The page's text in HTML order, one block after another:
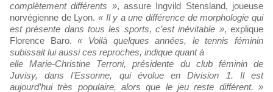
complètement différents », assure Ingvild Stensland, joueuse
norvégienne de Lyon. « Il y a une différence de morphologie qui
est présente dans tous les sports, c’est inévitable », explique
Florence Baro.« Voilà quelques années, le tennis féminin
subissait lui aussi ces reproches, indique quant à
elle Marie-Christine Terroni, présidente du club féminin de
Juvisy, dans l’Essonne, qui évolue en Division 1. Il est
aujourd’hui très populaire, alors que le jeu reste différent. »